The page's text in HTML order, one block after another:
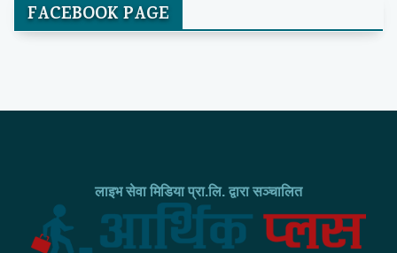
FACEBOOK PAGE
लाइभ सेवा मिडिया प्रा.लि. द्वारा सञ्चालित